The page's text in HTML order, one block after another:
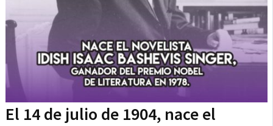
El 14 de julio de 1904, nace el